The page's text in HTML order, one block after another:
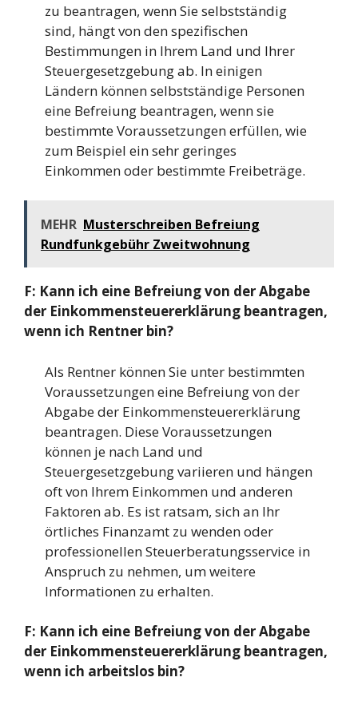
zu beantragen, wenn Sie selbstständig
sind, hängt von den spezifischen
Bestimmungen in Ihrem Land und Ihrer
Steuergesetzgebung ab. In einigen
Ländern können selbstständige Personen
eine Befreiung beantragen, wenn sie
bestimmte Voraussetzungen erfüllen, wie
zum Beispiel ein sehr geringes
Einkommen oder bestimmte Freibeträge.
MEHR Musterschreiben Befreiung
Rundfunkgebühr Zweitwohnung
F: Kann ich eine Befreiung von der Abgabe
der Einkommensteuererklärung beantragen,
wenn ich Rentner bin?
Als Rentner können Sie unter bestimmten
Voraussetzungen eine Befreiung von der
Abgabe der Einkommensteuererklärung
beantragen. Diese Voraussetzungen
können je nach Land und
Steuergesetzgebung variieren und hängen
oft von Ihrem Einkommen und anderen
Faktoren ab. Es ist ratsam, sich an Ihr
örtliches Finanzamt zu wenden oder
professionellen Steuerberatungsservice in
Anspruch zu nehmen, um weitere
Informationen zu erhalten.
F: Kann ich eine Befreiung von der Abgabe
der Einkommensteuererklärung beantragen,
wenn ich arbeitslos bin?